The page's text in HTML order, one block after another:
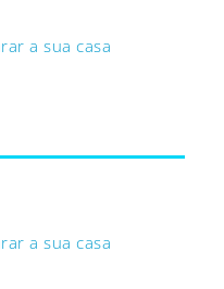
a sua casa
a sua casa